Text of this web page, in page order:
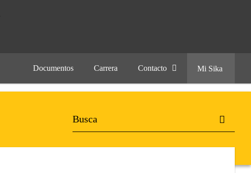
Documentos Carrera Contacto Mi Sika